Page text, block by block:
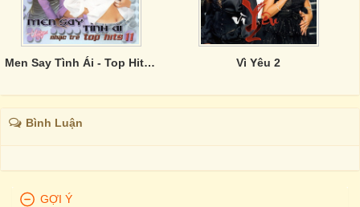
Men Say Tình Ái - Top Hits 11 Vì Yêu 2
Bình Luận
GỢI Ý